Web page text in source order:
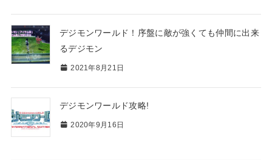
デジモンワールド！序盤に敵が強くても仲間に出来
るデジモン
2021年8月21日
デジモンワールド攻略!
2020年9月16日